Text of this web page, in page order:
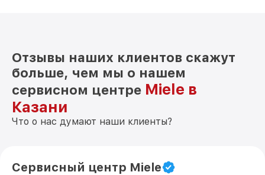
Отзывы наших клиентов скажут
больше, чем мы о нашем
сервисном центре Miele в
Казани
Что о нас думают наши клиенты?
Сервисный центр Miele